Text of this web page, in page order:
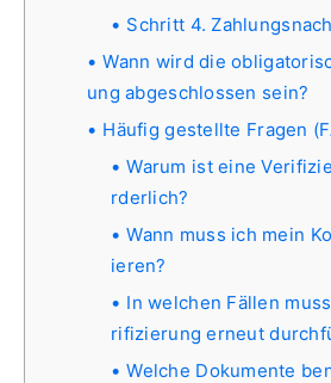
Schritt 4.
Wann wird die
ung abgeschlossen sein?
Häufig gestellte Fragen
Warum ist eine
rderlich?
Wann muss ich mein
ieren?
In welchen Fällen
rifizierung erneut
Welche Dokumente